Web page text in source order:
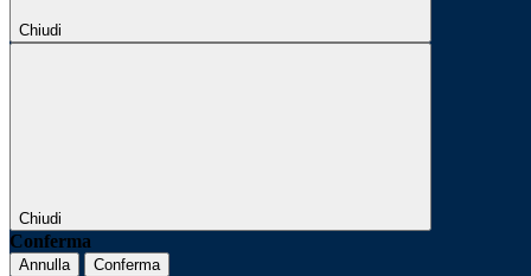
Chiudi
Chiudi
Conferma
Annulla Conferma